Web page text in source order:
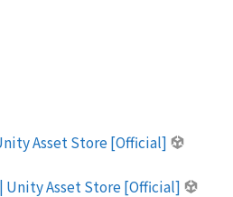
Asset Store [Official]
Unity Asset Store [Official]